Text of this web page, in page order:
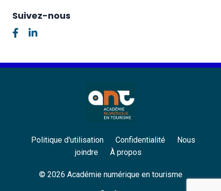
Suivez-nous
Politique d'utilisation Confidentialité
Nous
joindre
À propos
© 2026 Académie numérique en tourisme